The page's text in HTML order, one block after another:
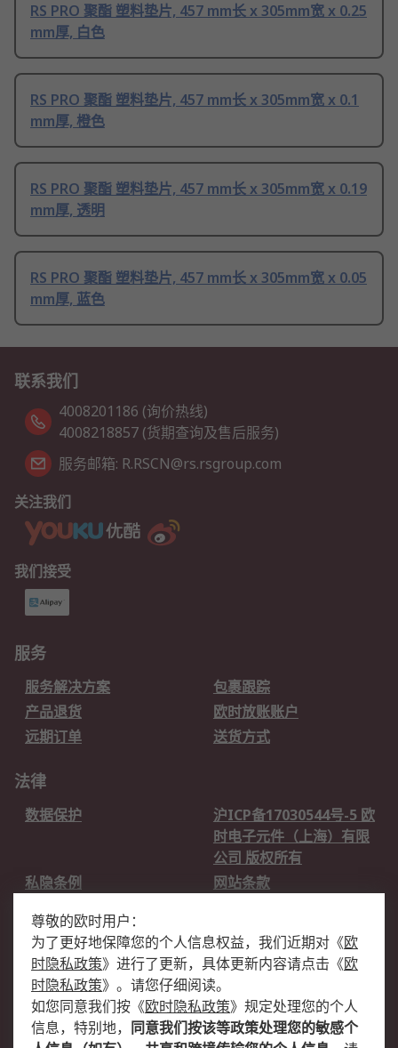
RS PRO 聚酯 塑料垫片, 457 mm长 x 305mm宽 x 0.25
mm厚, 白色
RS PRO 聚酯 塑料垫片, 457 mm长 x 305mm宽 x 0.1
mm厚, 橙色
RS PRO 聚酯 塑料垫片, 457 mm长 x 305mm宽 x 0.19
mm厚, 透明
RS PRO 聚酯 塑料垫片, 457 mm长 x 305mm宽 x 0.05
mm厚, 蓝色
联系我们
4008201186 (询价热线)
4008218857 (货期查询及售后服务)
服务邮箱: R.RSCN@rs.rsgroup.com
关注我们
我们接受
服务
服务解决方案
包裹跟踪
产品退货
欧时放账账户
远期订单
送货方式
法律
数据保护
沪ICP备17030544号-5 欧
时电子元件（上海）有限
公司 版权所有
私隐条例
网站条款
关于欧时
欧时销售条款
账户和付款
企业集团
全球办事处
关于我们
新闻中心
尊敬的欧时用户：
为了更好地保障您的个人信息权益，我们近期对 《欧
时隐私政策》 进行了更新，具体更新内容请点击 《欧
时隐私政策》 。请您仔细阅读。
如您同意我们按 《欧时隐私政策》 规定处理您的个人
信息，特别地，
同意我们按该等政策处理您的敏感个